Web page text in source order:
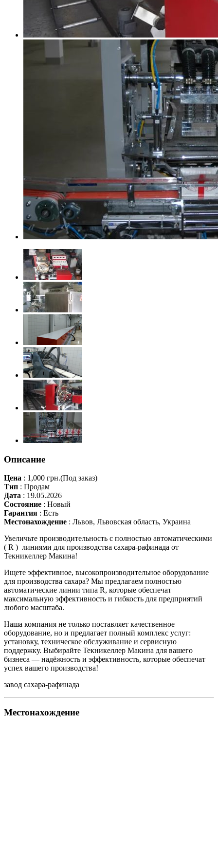
Описание
Цена : 1,000 грн.(Под заказ)
Тип : Продам
Дата : 19.05.2026
Состояние : Новый
Гарантия : Есть
Местонахождение : Львов, Львовская область, Украина
Увеличьте производительность с полностью автоматическими
( R ) линиями для производства сахара-рафинада от
Текникеллер Макина!
Ищете эффективное, высокопроизводительное оборудование
для производства сахара? Мы предлагаем полностью
автоматические линии типа R, которые обеспечат
максимальную эффективность и гибкость для предприятий
любого масштаба.
Наша компания не только поставляет качественное
оборудование, но и предлагает полный комплекс услуг:
установку, техническое обслуживание и сервисную
поддержку. Выбирайте Текникеллер Макина для вашего
бизнеса — надёжность и эффективность, которые обеспечат
успех вашего производства!
завод сахара-рафинада
Местонахождение